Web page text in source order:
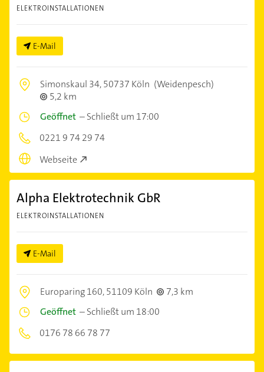
ELEKTROINSTALLATIONEN
E-Mail
Simonskaul 34,50737 Köln (Weidenpesch)
5,2 km
Geöffnet –Schließt um 17:00
0221 9 74 29 74
Webseite
Alpha Elektrotechnik GbR
ELEKTROINSTALLATIONEN
E-Mail
Europaring 160,51109 Köln
7,3 km
Geöffnet –Schließt um 18:00
0176 78 66 78 77